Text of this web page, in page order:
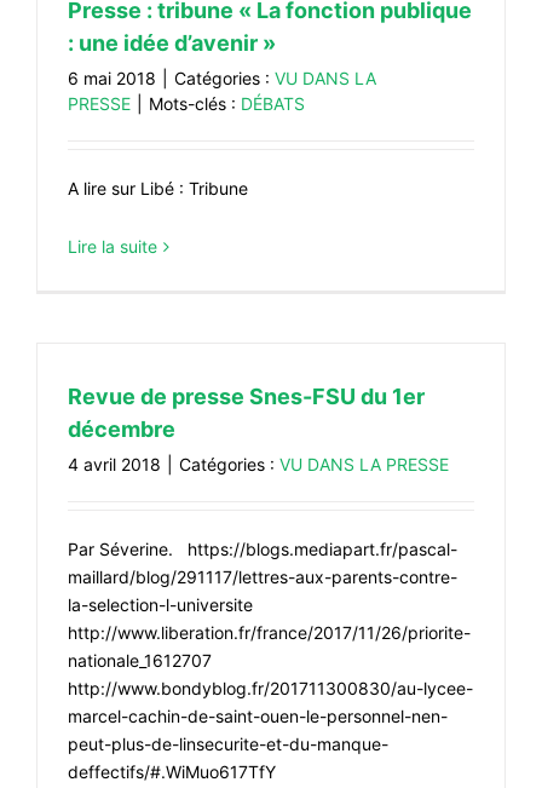
Presse : tribune « La fonction publique
: une idée d’avenir »
6 mai 2018 Catégories : VU DANS LA
PRESSE
Mots-clés : DÉBATS
A lire sur Libé : Tribune
Lire la suite
Revue de presse Snes-FSU du 1er
décembre
4 avril 2018 Catégories : VU DANS LA PRESSE
Par Séverine. https://blogs.mediapart.fr/pascal-
maillard/blog/291117/lettres-aux-parents-contre-
la-selection-l-universite
http://www.liberation.fr/france/2017/11/26/priorite-
nationale_1612707
http://www.bondyblog.fr/201711300830/au-lycee-
marcel-cachin-de-saint-ouen-le-personnel-nen-
peut-plus-de-linsecurite-et-du-manque-
deffectifs/#.WiMuo617TfY